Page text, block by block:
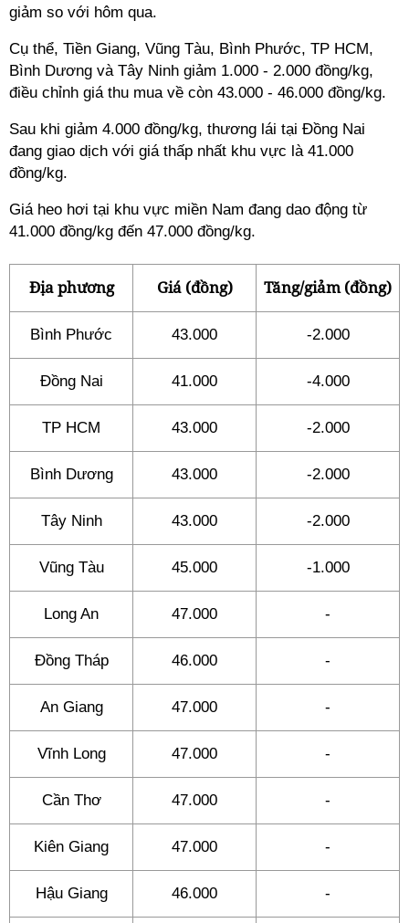
giảm so với hôm qua.
Cụ thể, Tiền Giang, Vũng Tàu, Bình Phước, TP HCM,
Bình Dương và Tây Ninh giảm 1.000 - 2.000 đồng/kg,
điều chỉnh giá thu mua về còn 43.000 - 46.000 đồng/kg.
Sau khi giảm 4.000 đồng/kg, thương lái tại Đồng Nai
đang giao dịch với giá thấp nhất khu vực là 41.000
đồng/kg.
Giá heo hơi tại khu vực miền Nam đang dao động từ
41.000 đồng/kg đến 47.000 đồng/kg.
Địa phương Giá (đồng) Tăng/giảm (đồng)
Bình Phước 43.000 -2.000
Đồng Nai 41.000 -4.000
TP HCM 43.000 -2.000
Bình Dương 43.000 -2.000
Tây Ninh 43.000 -2.000
Vũng Tàu 45.000 -1.000
Long An 47.000 -
Đồng Tháp 46.000 -
An Giang 47.000 -
Vĩnh Long 47.000 -
Cần Thơ 47.000 -
Kiên Giang 47.000 -
Hậu Giang 46.000 -